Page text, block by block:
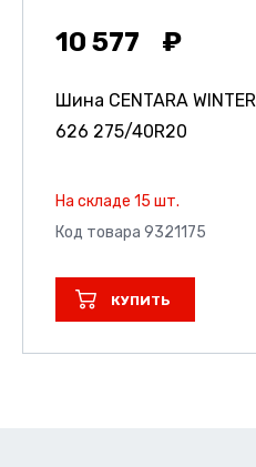
10 577
Шина CENTARA WINTER
626 275/40R20
На складе 15 шт.
Код товара 9321175
КУПИТЬ